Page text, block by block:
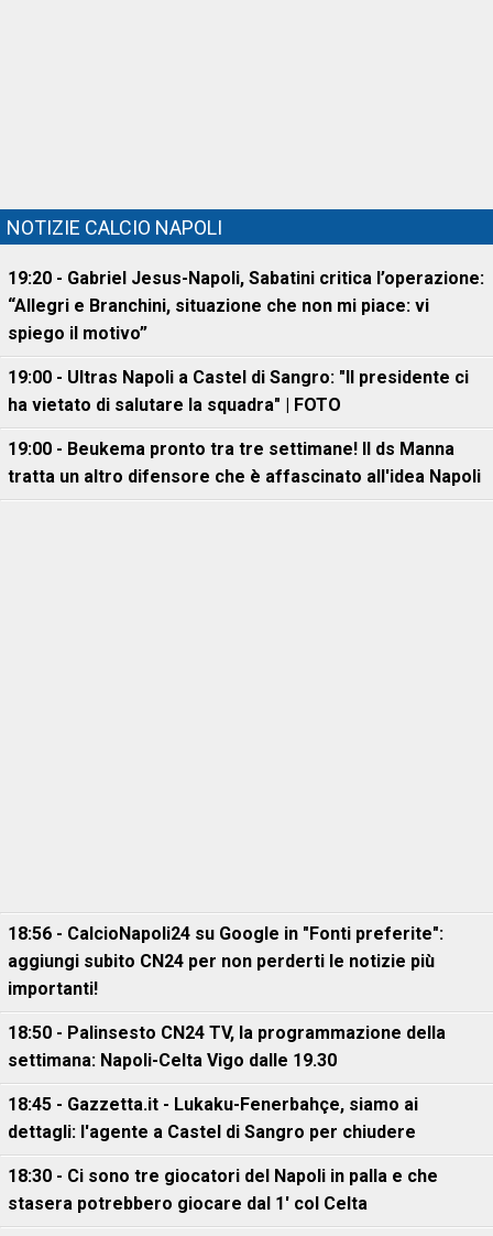
NOTIZIE CALCIO NAPOLI
19:20 - Gabriel Jesus-Napoli, Sabatini critica l’operazione:
“Allegri e Branchini, situazione che non mi piace: vi
spiego il motivo”
19:00 - Ultras Napoli a Castel di Sangro: "Il presidente ci
ha vietato di salutare la squadra" | FOTO
19:00 - Beukema pronto tra tre settimane! Il ds Manna
tratta un altro difensore che è affascinato all'idea Napoli
18:56 - CalcioNapoli24 su Google in "Fonti preferite":
aggiungi subito CN24 per non perderti le notizie più
importanti!
18:50 - Palinsesto CN24 TV, la programmazione della
settimana: Napoli-Celta Vigo dalle 19.30
18:45 - Gazzetta.it - Lukaku-Fenerbahçe, siamo ai
dettagli: l'agente a Castel di Sangro per chiudere
18:30 - Ci sono tre giocatori del Napoli in palla e che
stasera potrebbero giocare dal 1' col Celta